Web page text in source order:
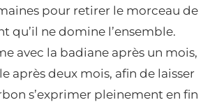
pour retirer le morceau de
qu’il ne domine l’ensemble.
avec la badiane après un mois,
après deux mois, afin de laisser
s’exprimer pleinement en fin